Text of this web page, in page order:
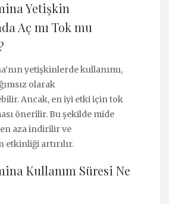
Yetişkin
Aç mı Tok mu
yetişkinlerde kullanımı,
olarak
Ancak, en iyi etki için tok
önerilir. Bu şekilde mide
aza indirilir ve
artırılır.
Kullanım Süresi Ne